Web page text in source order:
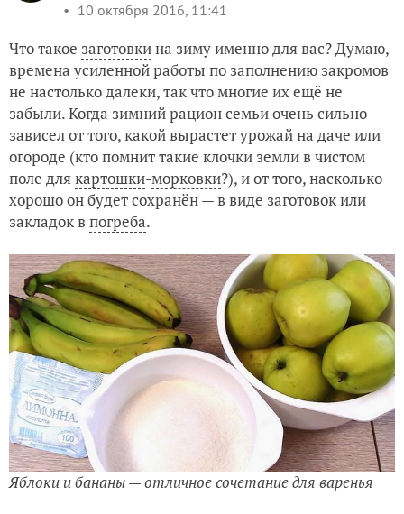
10 октября 2016, 11:41
Что такое заготовкина зиму именно для вас? Думаю,
времена усиленной работы по заполнению закромов
не настолько далеки, так что многие их ещё не
забыли. Когда зимний рацион семьи очень сильно
зависел от того, какой вырастет урожай на даче или
огороде (кто помнит такие клочки земли в чистом
поле длякартошки-морковки?), и от того, насколько
хорошо он будет сохранён — в виде заготовок или
закладок впогреба.
Яблоки и бананы — отличное сочетание для варенья